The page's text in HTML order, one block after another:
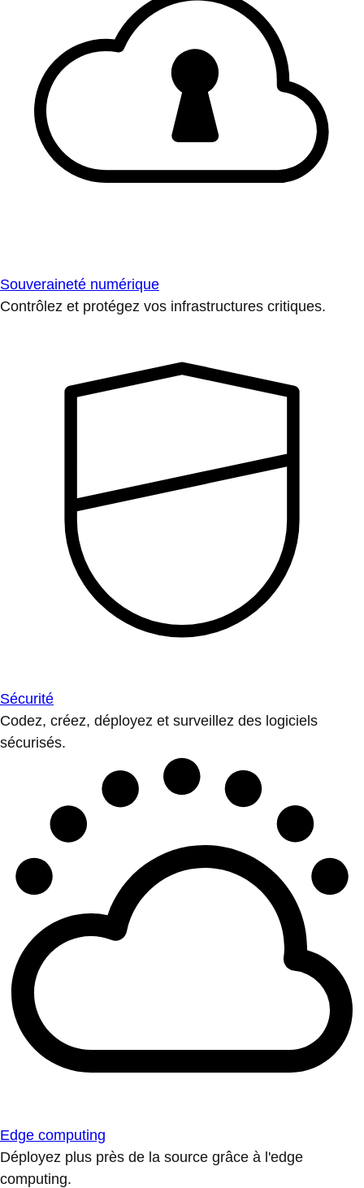
Souveraineté numérique
Contrôlez et protégez vos infrastructures critiques.
Sécurité
Codez, créez, déployez et surveillez des logiciels
sécurisés.
Edge computing
Déployez plus près de la source grâce à l'edge
computing.